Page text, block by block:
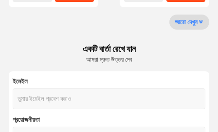
আরো দেখুন
একটি বার্তা রেখে যান
আমরা দ্রুত উত্তর দেব
ইমেইল
প্রয়োজনীয়তা